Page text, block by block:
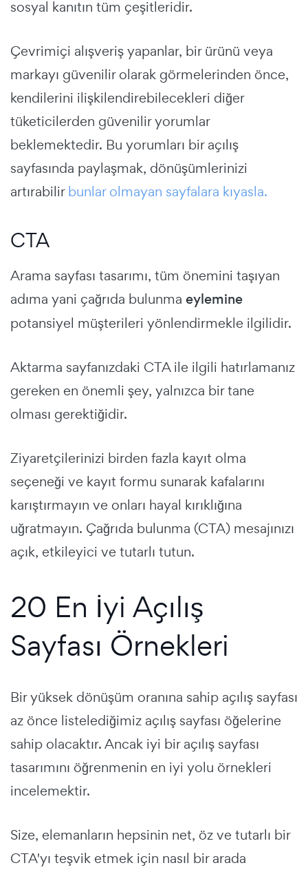
sosyal kanıtın tüm çeşitleridir.
Çevrimiçi alışveriş yapanlar, bir ürünü veya
markayı güvenilir olarak görmelerinden önce,
kendilerini ilişkilendirebilecekleri diğer
tüketicilerden güvenilir yorumlar
beklemektedir. Bu yorumları bir açılış
sayfasında paylaşmak, dönüşümlerinizi
artırabilirbunlar olmayan sayfalara kıyasla.
CTA
Arama sayfası tasarımı, tüm önemini taşıyan
adıma yani çağrıda bulunma eylemine
potansiyel müşterileri yönlendirmekle ilgilidir.
Aktarma sayfanızdaki CTA ile ilgili hatırlamanız
gereken en önemli şey, yalnızca bir tane
olması gerektiğidir.
Ziyaretçilerinizi birden fazla kayıt olma
seçeneği ve kayıt formu sunarak kafalarını
karıştırmayın ve onları hayal kırıklığına
uğratmayın. Çağrıda bulunma (CTA) mesajınızı
açık, etkileyici ve tutarlı tutun.
20 En İyi Açılış
Sayfası Örnekleri
Biryüksek dönüşüm oranına sahip açılış sayfası
az önce listelediğimiz açılış sayfası öğelerine
sahip olacaktır. Ancak iyi bir açılış sayfası
tasarımını öğrenmenin en iyi yolu örnekleri
incelemektir.
Size, elemanların hepsinin net, öz ve tutarlı bir
CTA'yı teşvik etmek için nasıl bir arada